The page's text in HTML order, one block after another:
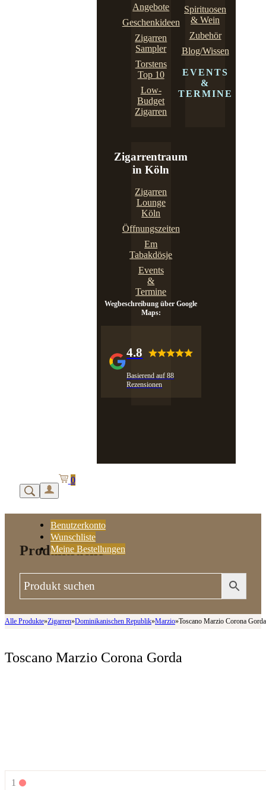
Angebote
Geschenkideen
Zigarren
Sampler
Torstens
Top 10
Low-
Budget
Zigarren
Spirituosen
& Wein
Zubehör
Blog/Wissen
EVENTS
&
TERMINE
Zigarrentraum
in Köln
Zigarren
Lounge
Köln
Öffnungszeiten
Em
Tabakdösje
Events
&
Termine
Wegbeschreibung über Google
Maps:
4.8
Basierend auf 88
Rezensionen
Benutzerkonto
Wunschliste
Meine Bestellungen
0
Produktsuche
Alle Produkte»Zigarren»Dominikanischen Republik»Marzio»Toscano Marzio Corona Gorda
Toscano Marzio Corona Gorda
1